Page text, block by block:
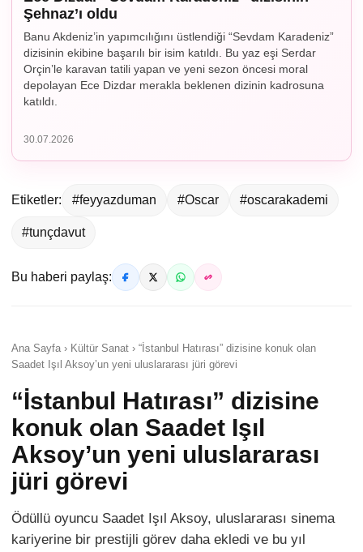
Şehnaz’ı oldu
Banu Akdeniz’in yapımcılığını üstlendiği “Sevdam Karadeniz”
dizisinin ekibine başarılı bir isim katıldı. Bu yaz eşi Serdar
Orçin’le karavan tatili yapan ve yeni sezon öncesi moral
depolayan Ece Dizdar merakla beklenen dizinin kadrosuna
katıldı.
30.07.2026
Etiketler: #feyyazduman #Oscar #oscarakademi
#tunçdavut
Bu haberi paylaş:
Ana Sayfa › Kültür Sanat › “İstanbul Hatırası” dizisine konuk olan
Saadet Işıl Aksoy’un yeni uluslararası jüri görevi
“İstanbul Hatırası” dizisine
konuk olan Saadet Işıl
Aksoy’un yeni uluslararası
jüri görevi
Ödüllü oyuncu Saadet Işıl Aksoy, uluslararası sinema
kariyerine bir prestijli görev daha ekledi ve bu yıl